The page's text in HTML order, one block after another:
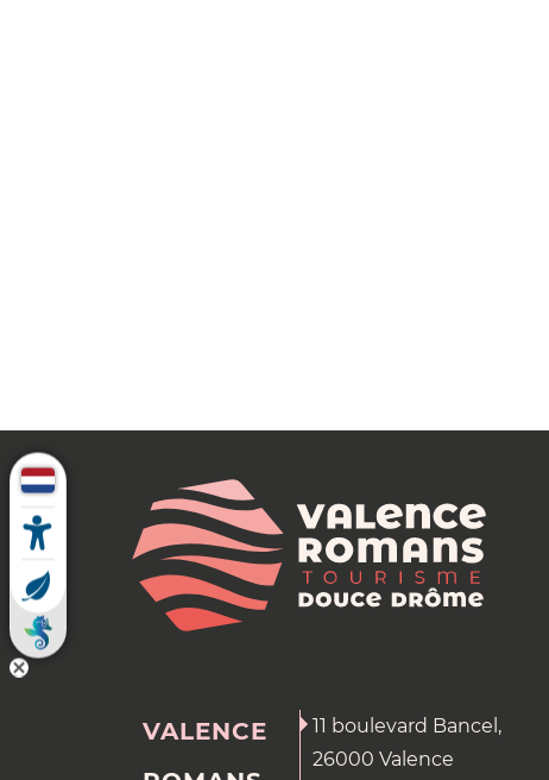
VALENCE
11 boulevard Bancel,
26000 Valence